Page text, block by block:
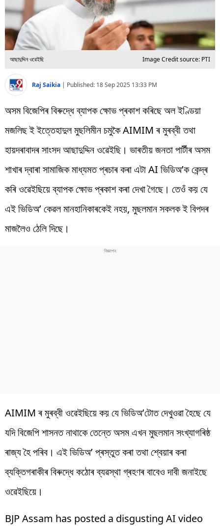
Videos
আছাদুদ্দিন ওৱেইছি Image Credit source: PTI
Raj Saikia | Published: 18 Sep 2025 13:33 PM
অসম বিজেপিৰ বিৰুদ্ধে ব্যাপক ক্ষোভ প্ৰকাশ কৰিছে অল ইণ্ডিয়া
মজলিছ ই ইত্তেহাদুল মুছলিমীন চমুকৈ AIMIM ৰ মুৰব্বী তথা
হায়দৰাবাদৰ সাংসদ আছাদুদ্দিন ওৱেইছি। ভাৰতীয় জনতা পাৰ্টীৰ অসম
শাখাৰ দ্বাৰা সামাজিক মাধ্যমত প্ৰচাৰ কৰা এটা AI ভিডিঅ’ক কেন্দ্ৰ
কৰি ওৱেইছিয়ে ব্যাপক ক্ষোভ প্ৰকাশ কৰা দেখা গৈছে। তেওঁ কয় যে
এই ভিডিঅ’ কেৱল মানহানিকাৰকেই নহয়, মুছলমান সকলক ই বিপদৰ
মাজলৈও ঠেলি দিছে।
AIMIM ৰ মুৰব্বী ওৱেইছিয়ে কয় যে ভিডিঅ’টোত দেখুওৱা হৈছে যে
যদি বিজেপি শাসনত নাথাকে তেন্তে অসম এখন মুছলমান সংখ্যাগৰিষ্ঠ
ৰাজ্য হৈ পৰিব। এই ভিডিঅ’ প্ৰস্তুত কৰা তথা শ্বেয়াৰ কৰা
ব্যক্তিগৰাকীৰ বিৰুদ্ধে কঠোৰ ব্যৱস্থা গ্ৰহণৰ বাবেও দাবী জনাইছে
ওৱেইছিয়ে।
BJP Assam has posted a disgusting AI video